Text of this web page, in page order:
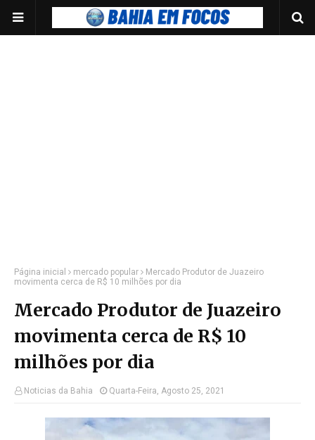
Página inicial mercado popular
Mercado Produtor de Juazeiro
movimenta cerca de R$ 10 milhões por dia
Mercado Produtor de Juazeiro
movimenta cerca de R$ 10
milhões por dia
Noticias da Bahia Quarta-Feira, Agosto 25, 2021